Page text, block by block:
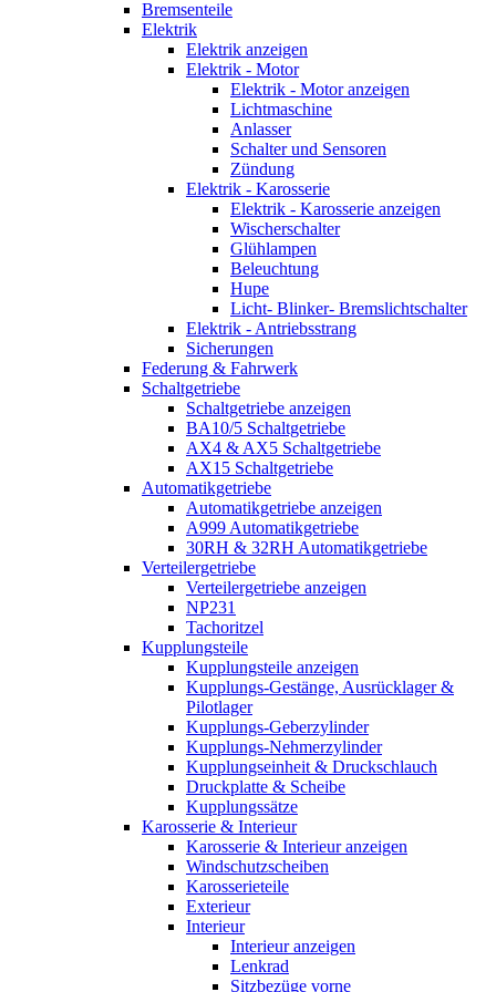
Bremsenteile
Elektrik
Elektrik anzeigen
Elektrik - Motor
Elektrik - Motor anzeigen
Lichtmaschine
Anlasser
Schalter und Sensoren
Zündung
Elektrik - Karosserie
Elektrik - Karosserie anzeigen
Wischerschalter
Glühlampen
Beleuchtung
Hupe
Licht- Blinker- Bremslichtschalter
Elektrik - Antriebsstrang
Sicherungen
Federung & Fahrwerk
Schaltgetriebe
Schaltgetriebe anzeigen
BA10/5 Schaltgetriebe
AX4 & AX5 Schaltgetriebe
AX15 Schaltgetriebe
Automatikgetriebe
Automatikgetriebe anzeigen
A999 Automatikgetriebe
30RH & 32RH Automatikgetriebe
Verteilergetriebe
Verteilergetriebe anzeigen
NP231
Tachoritzel
Kupplungsteile
Kupplungsteile anzeigen
Kupplungs-Gestänge, Ausrücklager &
Pilotlager
Kupplungs-Geberzylinder
Kupplungs-Nehmerzylinder
Kupplungseinheit & Druckschlauch
Druckplatte & Scheibe
Kupplungssätze
Karosserie & Interieur
Karosserie & Interieur anzeigen
Windschutzscheiben
Karosserieteile
Exterieur
Interieur
Interieur anzeigen
Lenkrad
Sitzbezüge vorne